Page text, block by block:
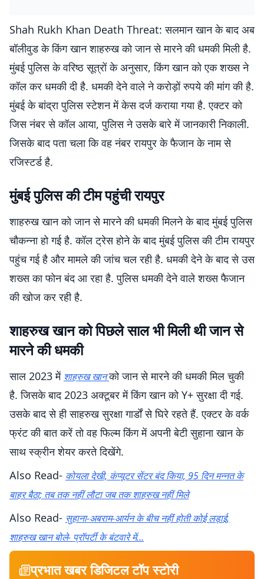
Shah Rukh Khan Death Threat: सलमान खान के बाद अब
बॉलीवुड के किंग खान शाहरुख को जान से मारने की धमकी मिली है.
मुंबई पुलिस के वरिष्ठ सूत्रों के अनुसार, किंग खान को एक शख्स ने
कॉल कर धमकी दी है. धमकी देने वाले ने करोड़ों रुपये की मांग की है.
मुंबई के बांद्रा पुलिस स्टेशन में केस दर्ज कराया गया है. एक्टर को
जिस नंबर से कॉल आया, पुलिस ने उसके बारे में जानकारी निकाली.
जिसके बाद पता चला कि वह नंबर रायपुर के फैजान के नाम से
रजिस्टर्ड है.
मुंबई पुलिस की टीम पहुंची रायपुर
शाहरुख खान को जान से मारने की धमकी मिलने के बाद मुंबई पुलिस
चौकन्ना हो गई है. कॉल ट्रेस होने के बाद मुंबई पुलिस की टीम रायपुर
पहुंच गई है और मामले की जांच चल रही है. धमकी देने के बाद से उस
शख्स का फोन बंद आ रहा है. पुलिस धमकी देने वाले शख्स फैजान
की खोज कर रही है.
शाहरुख खान को पिछले साल भी मिली थी जान से
मारने की धमकी
साल 2023 में शाहरुख खानको जान से मारने की धमकी मिल चुकी
है. जिसके बाद 2023 अक्टूबर में किंग खान को Y+ सुरक्षा दी गई.
उसके बाद से ही साहरुख सुरक्षा गार्डों से घिरे रहते हैं. एक्टर के वर्क
फ्रंट की बात करें तो वह फिल्म किंग में अपनी बेटी सुहाना खान के
साथ स्क्रीन शेयर करते दिखेंगे.
Also Read- कोयला देखी, कंप्यूटर सेंटर बंद किया, 95 दिन मन्नत के
बाहर बैठा; तब तक नहीं लौटा जब तक शाहरुख नहीं मिले
Also Read- सुहाना-अबराम-आर्यन के बीच नहीं होती कोई लड़ाई,
शाहरुख खान बोले- प्रॉपर्टी के बंटवारे में…
प्रभात खबर डिजिटल टॉप स्टोरी